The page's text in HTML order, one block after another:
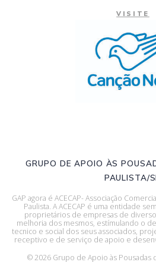
GRUPO DE APOIO ÀS
PAULISTA/
GAP agora é ACECAP- Associação
Paulista. A ACECAP é uma entidade
proprietários de empresas de
melhoria dos mesmos, estímulando o
tecnico e social dos seus associados,
receptivo e de serviço de apoio e
© 2026 Grupo de Apoio às Pousadas
VISITE